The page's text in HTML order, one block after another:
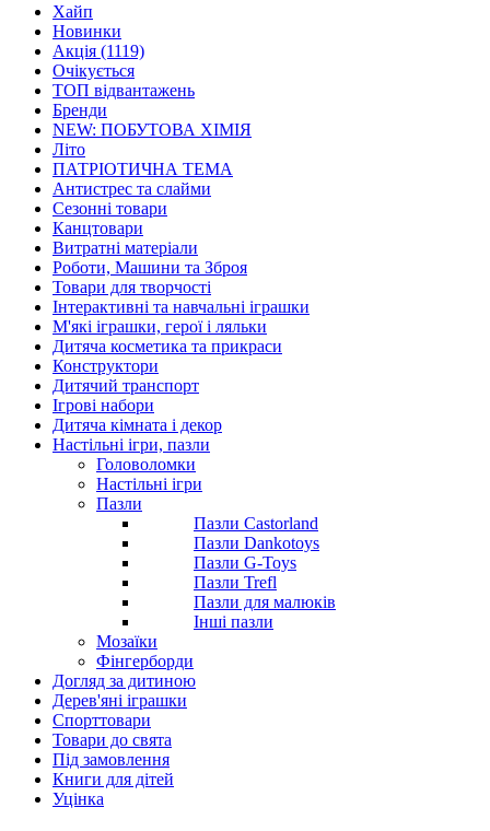
Хайп
Новинки
Акція (1119)
Очікується
ТОП відвантажень
Бренди
NEW: ПОБУТОВА ХІМІЯ
Літо
ПАТРІОТИЧНА ТЕМА
Антистрес та слайми
Сезонні товари
Канцтовари
Витратні матеріали
Роботи, Машини та Зброя
Товари для творчості
Інтерактивні та навчальні іграшки
М'які іграшки, герої і ляльки
Дитяча косметика та прикраси
Конструктори
Дитячий транспорт
Ігрові набори
Дитяча кімната і декор
Настільні ігри, пазли
Головоломки
Настільні ігри
Пазли
Пазли Castorland
Пазли Dankotoys
Пазли G-Toys
Пазли Trefl
Пазли для малюків
Інші пазли
Мозаїки
Фінгерборди
Догляд за дитиною
Дерев'яні іграшки
Спорттовари
Товари до свята
Під замовлення
Книги для дітей
Уцінка